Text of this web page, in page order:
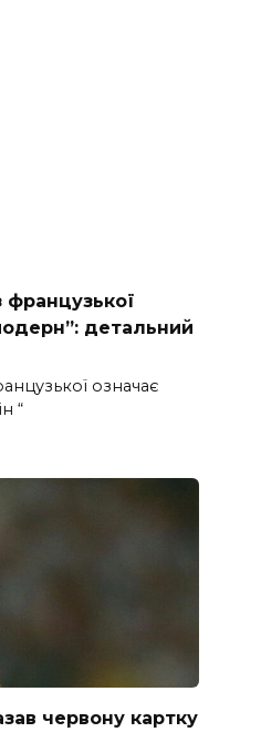
детальний
означає
“
червону картку